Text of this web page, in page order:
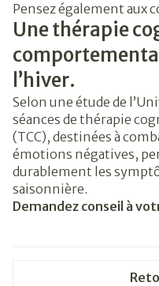
Pensez également
Une thérapie
l’hiver.
Selon une étude de
séances de thérapie
(TCC), destinées à
émotions négatives,
durablement les
saisonnière.
Demandez conseil à